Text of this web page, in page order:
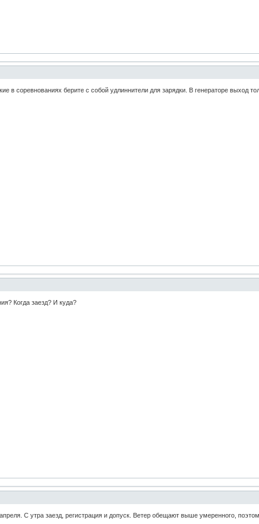
в соревнованиях берите с собой удлиннители для зарядки. В генераторе выход
Когда заезд? И куда?
С утра заезд, регистрация и допуск. Ветер обещают выше умеренного,